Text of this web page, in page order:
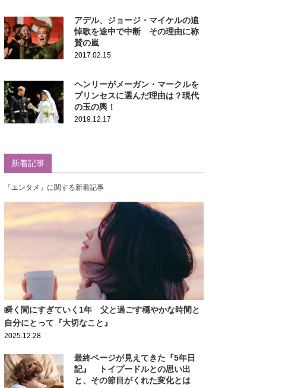
アデル、ジョージ・マイケルの追
悼歌を途中で中断 その理由に称
賛の嵐
2017.02.15
ヘンリーがメーガン・マークルを
プリンセスに選んだ理由は？現代
の玉の輿！
2019.12.17
新着記事
「エンタメ」に関する新着記事
瞬く間にすぎていく1年 父と過ごす穏やかな時間と
自分にとって『大切なこと』
2025.12.28
最終ページが見えてきた『5年日
記』 トイプードルとの思い出
と、その節目がくれた変化とは